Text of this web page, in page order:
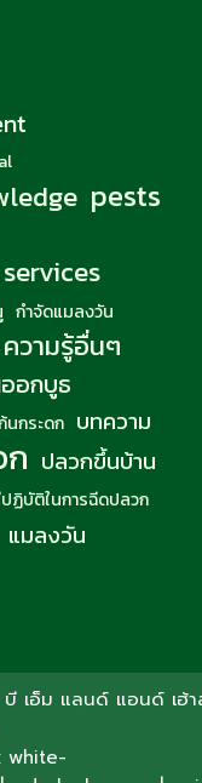
pests
กำจัดแมลงวัน
ความรู้อื่นๆ
อกบูธ
นกระดก บทความ
ปลวกขึ้นบ้าน
ฏิบัติในการฉีดปลวก
แมลงวัน
เอ็ม แลนด์ แอนด์ เฮ้
white-